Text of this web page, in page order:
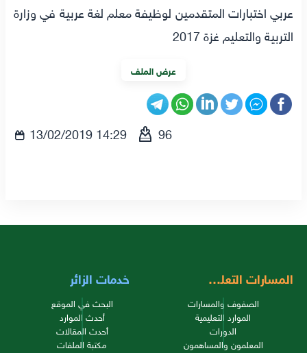
عربي اختبارات المتقدمين لوظيفة معلم لغة عربية في وزارة
التربية والتعليم غزة 2017
عرض الملف
13/02/2019 14:29 96
المسارات التعليمية
الصفوف والمسارات
الموارد التعليمية
الدورات
المعلمون والمساهمون
خدمات الزائر
البحث في الموقع
أحدث الموارد
أحدث المقالات
مكتبة الملفات